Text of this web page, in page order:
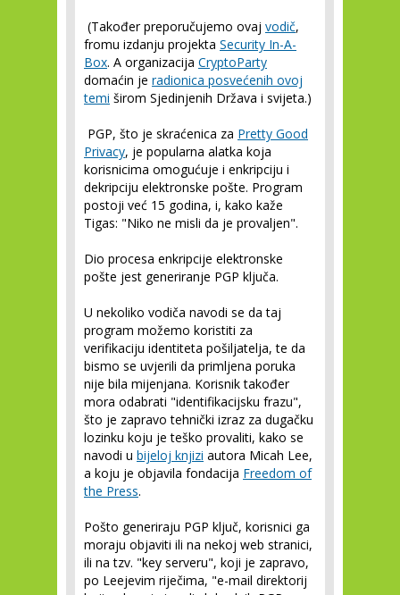
(Također preporučujemo ovaj vodič,
fromu izdanju projekta Security In-A-
Box. A organizacija CryptoParty
domaćin je radionica posvećenih ovoj
temi širom Sjedinjenih Država i svijeta.)
PGP, što je skraćenica za Pretty Good
Privacy, je popularna alatka koja
korisnicima omogućuje i enkripciju i
dekripciju elektronske pošte. Program
postoji već 15 godina, i, kako kaže
Tigas: "Niko ne misli da je provaljen".
Dio procesa enkripcije elektronske
pošte jest generiranje PGP ključa.
U nekoliko vodiča navodi se da taj
program možemo koristiti za
verifikaciju identiteta pošiljatelja, te da
bismo se uvjerili da primljena poruka
nije bila mijenjana. Korisnik također
mora odabrati "identifikacijsku frazu",
što je zapravo tehnički izraz za dugačku
lozinku koju je teško provaliti, kako se
navodi u bijeloj knjizi autora Micah Lee,
a koju je objavila fondacija Freedom of
the Press.
Pošto generiraju PGP ključ, korisnici ga
moraju objaviti ili na nekoj web stranici,
ili na tzv. "key serveru", koji je zapravo,
po Leejevim riječima, "e-mail direktorij